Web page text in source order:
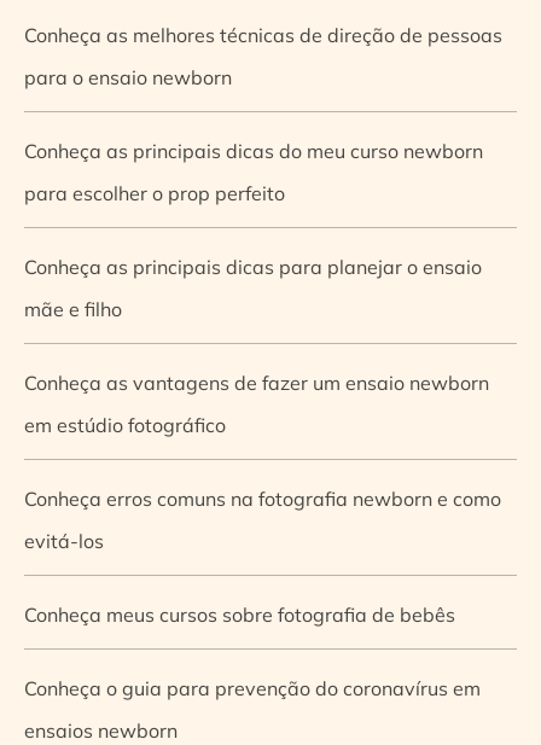
Conheça as melhores técnicas de direção de pessoas
para o ensaio newborn
Conheça as principais dicas do meu curso newborn
para escolher o prop perfeito
Conheça as principais dicas para planejar o ensaio
mãe e filho
Conheça as vantagens de fazer um ensaio newborn
em estúdio fotográfico
Conheça erros comuns na fotografia newborn e como
evitá-los
Conheça meus cursos sobre fotografia de bebês
Conheça o guia para prevenção do coronavírus em
ensaios newborn